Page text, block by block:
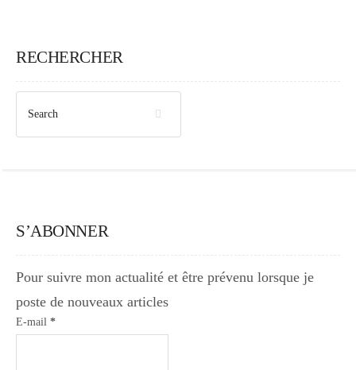
RECHERCHER
S’ABONNER
Pour suivre mon actualité et être prévenu lorsque je
poste de nouveaux articles
E-mail *